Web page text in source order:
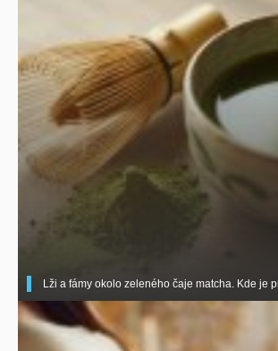
Lži a fámy okolo zeleného čaje matcha. Kde je